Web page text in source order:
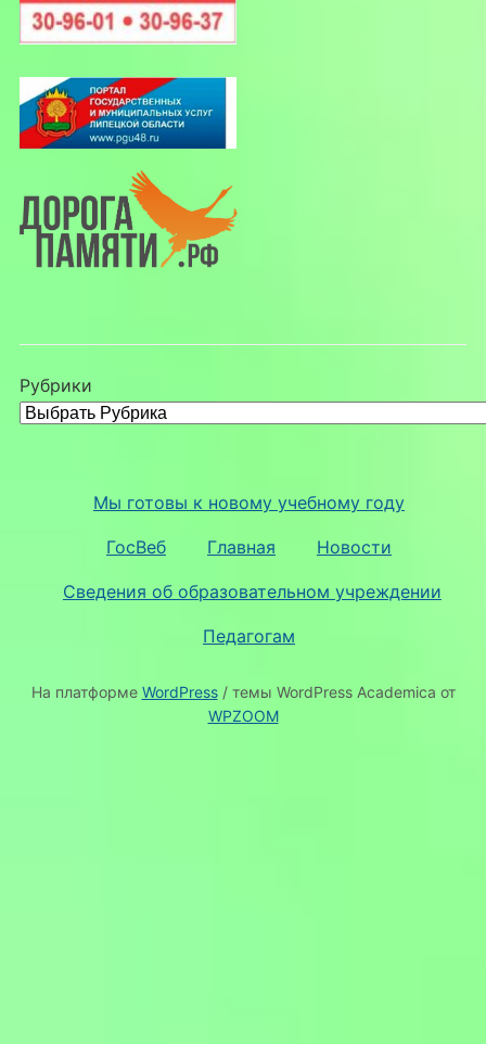
Рубрики
Мы готовы к новому учебному году
ГосВеб Главная Новости
Сведения об образовательном учреждении
Педагогам
На платформе WordPress/ темы WordPress Academica от
WPZOOM